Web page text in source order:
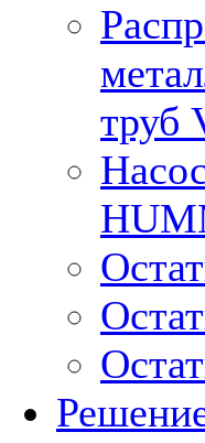
труб